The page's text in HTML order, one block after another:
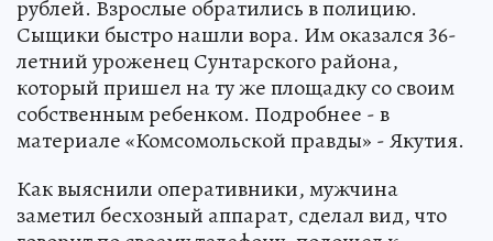
рублей. Взрослые обратились в полицию.
Сыщики быстро нашли вора. Им оказался 36-
летний уроженец Сунтарского района,
который пришел на ту же площадку со своим
собственным ребенком. Подробнее - в
материале «Комсомольской правды» - Якутия.
Как выяснили оперативники, мужчина
заметил бесхозный аппарат, сделал вид, что